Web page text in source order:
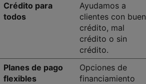
Crédito para
todos
Ayudamos a
clientes con buen
crédito, mal
crédito o sin
crédito.
Planes de pago
flexibles
Opciones de
financiamiento